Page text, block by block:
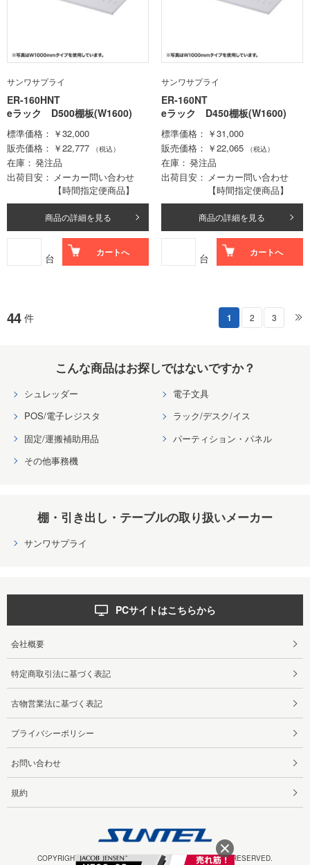
サンワサプライ
ER-160HNT
eラック D500棚板(W1600)
標準価格
￥32,000
販売価格
￥22,777 （税込）
在庫
発注品
出荷目安
メーカー問い合わせ
【時間指定便商品】
商品の詳細を見る
台 カートへ
サンワサプライ
ER-160NT
eラック D450棚板(W1600)
標準価格
￥31,000
販売価格
￥22,065 （税込）
在庫
発注品
出荷目安
メーカー問い合わせ
【時間指定便商品】
商品の詳細を見る
台 カートへ
44 件 1 2 3
こんな商品はお探しではないですか？
シュレッダー
電子文具
POS/電子レジスタ
ラック/デスク/イス
固定/運搬補助用品
パーティション・パネル
その他事務機
棚・引き出し・テーブルの取り扱いメーカー
サンワサプライ
PCサイトはこちらから
会社概要
特定商取引法に基づく表記
古物営業法に基づく表記
プライバシーポリシー
お問い合わせ
規約
COPYRIGHT 2025 SUNTELEPHONE CO.,LTD ALL RIGHTS RESERVED.